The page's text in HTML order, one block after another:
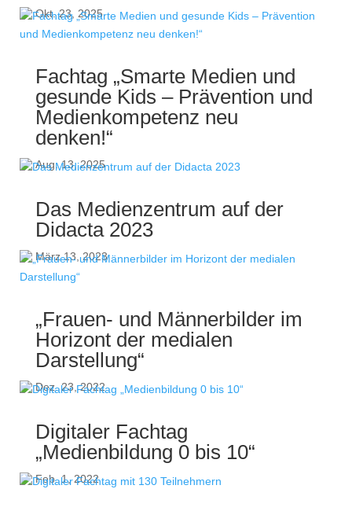
Okt. 23, 2025
Fachtag „Smarte Medien und
gesunde Kids – Prävention und
Medienkompetenz neu
denken!“
Aug. 13, 2025
Das Medienzentrum auf der
Didacta 2023
März 13, 2023
„Frauen- und Männerbilder im
Horizont der medialen
Darstellung“
Dez. 23, 2022
Digitaler Fachtag
„Medienbildung 0 bis 10“
Feb. 1, 2022